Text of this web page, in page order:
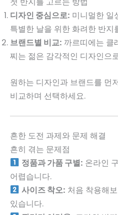
디자인 중심으로: 미니멀한 일
특별한 날을 위한 화려한 반지
브랜드별 비교: 까르띠에는 클
찌는 젊은 감각적인 디자인으
원하는 디자인과 브랜드를 먼
비교하며 선택하세요.
흔한 도전 과제와 문제 해결
흔히 겪는 문제점
정품과 가품 구별: 온라인
어렵습니다.
사이즈 착오: 처음 착용해
있습니다.